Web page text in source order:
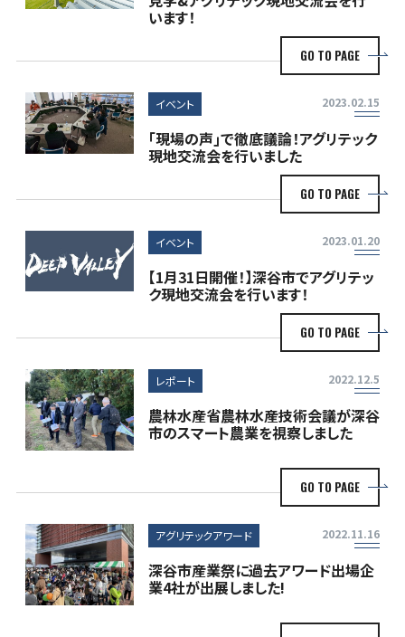
います！
GO TO PAGE
イベント 2023.02.15
｢現場の声｣で徹底議論！アグリテック
現地交流会を行いました
GO TO PAGE
イベント 2023.01.20
【1月31日開催！】深谷市でアグリテッ
ク現地交流会を行います！
GO TO PAGE
レポート 2022.12.5
農林水産省農林水産技術会議が深谷
市のスマート農業を視察しました
GO TO PAGE
アグリテックアワード 2022.11.16
深谷市産業祭に過去アワード出場企
業4社が出展しました!